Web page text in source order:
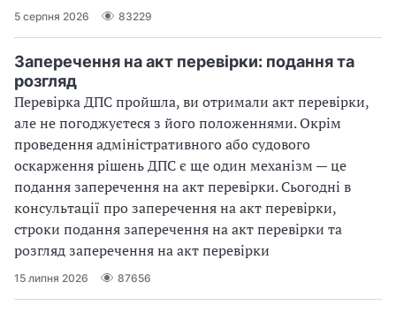
5 серпня 2026 83229
Заперечення на акт перевірки: подання та
розгляд
Перевірка ДПС пройшла, ви отримали акт перевірки,
але не погоджуєтеся з його положеннями. Окрім
проведення адміністративного або судового
оскарження рішень ДПС є ще один механізм — це
подання заперечення на акт перевірки. Сьогодні в
консультації про заперечення на акт перевірки,
строки подання заперечення на акт перевірки та
розгляд заперечення на акт перевірки
15 липня 2026 87656